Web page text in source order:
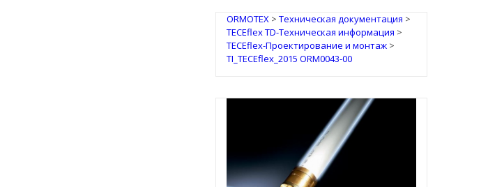
ORMOTEX> Техническая документация >
TECEflex TD-Техническая информация >
TECEflex-Проектирование и монтаж>
TI_TECEflex_2015 ORM0043-00